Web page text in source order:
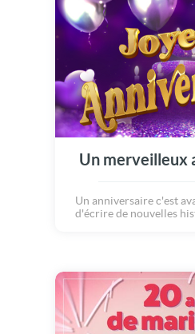
Un merveilleux
Un anniversaire c'est
d'écrire de nouvelles